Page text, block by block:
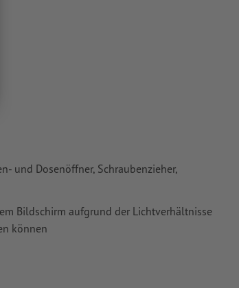
und Dosenöffner, Schraubenzieher,
Bildschirm aufgrund der Lichtverhältnisse
können